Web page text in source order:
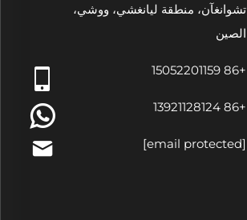
تشوانغآن، منطقة ليانغشي، ووشي،
الصين
+86 15052201159
+86 13921128124
[email protected]